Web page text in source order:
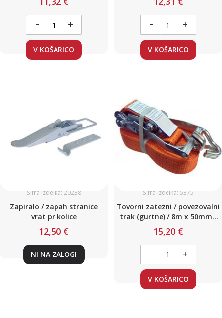
kavljem
- +
V KOŠARICO
napenjalcem in kavljem
- +
V KOŠARICO
Šifra izdelka: 20238
Zapiralo / zapah stranice
vrat prikolice
12,50 €
NI NA ZALOGI
Šifra izdelka: 5375
Tovorni zatezni / povezovalni
trak (gurtne) / 8m x 50mm /
do 5 ton / do 5000 daN / z
napenjalcem in kavljem
15,20 €
- +
V KOŠARICO